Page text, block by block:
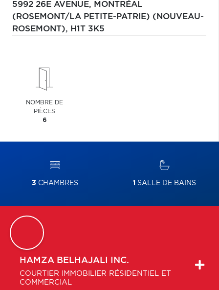
5992 26E AVENUE, MONTRÉAL
(ROSEMONT/LA PETITE-PATRIE) (NOUVEAU-
ROSEMONT), H1T 3K5
NOMBRE DE
PIÈCES
6
3 CHAMBRES 1 SALLE DE BAINS
HAMZA BELHAJALI INC.
COURTIER IMMOBILIER RÉSIDENTIEL ET
COMMERCIAL